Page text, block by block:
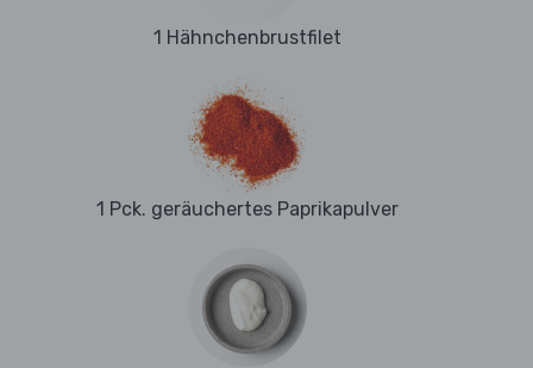
1 Hähnchenbrustfilet
1 Pck. geräuchertes Paprikapulver